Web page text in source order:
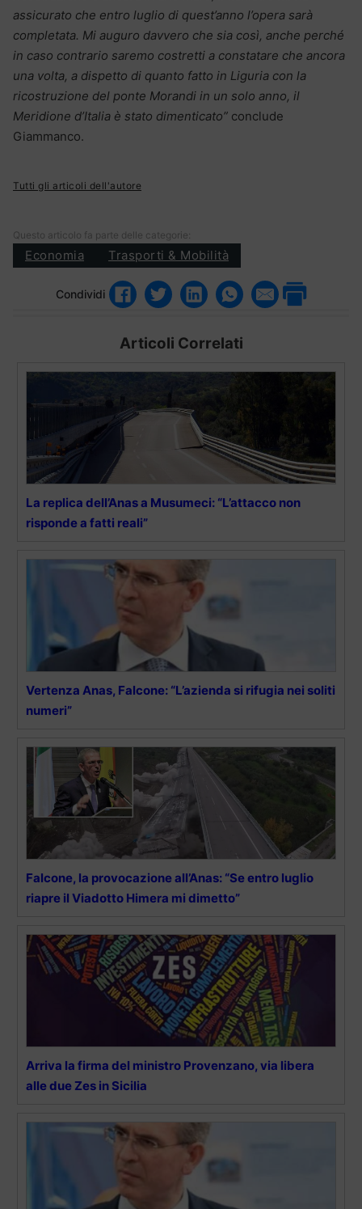
assicurato che entro luglio di quest’anno l’opera sarà
completata. Mi auguro davvero che sia così, anche perché
in caso contrario saremo costretti a constatare che ancora
una volta, a dispetto di quanto fatto in Liguria con la
ricostruzione del ponte Morandi in un solo anno, il
Meridione d’Italia è stato dimenticato” conclude
Giammanco.
Tutti gli articoli dell'autore
Questo articolo fa parte delle categorie:
Economia Trasporti & Mobilità
Condividi
Articoli Correlati
La replica dell’Anas a Musumeci: “L’attacco non
risponde a fatti reali”
Vertenza Anas, Falcone: “L’azienda si rifugia nei soliti
numeri”
Falcone, la provocazione all’Anas: “Se entro luglio
riapre il Viadotto Himera mi dimetto”
Arriva la firma del ministro Provenzano, via libera
alle due Zes in Sicilia